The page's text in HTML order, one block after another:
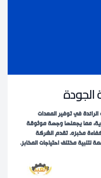
الجودة
في توفير المعدات
مما يجعلها وجهة موثوقة
مخبزه. تقدم الشركة
مختلف احتياجات المخابز.